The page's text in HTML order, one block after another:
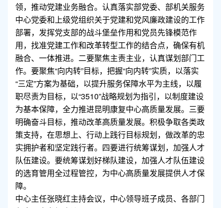
领，推动党建业务融合。认真落实部党委、部机关服务
中心党委和上级党组织关于党建和党风廉政建设的工作
部署，发挥党支部的战斗堡垒作用和党员先锋模范作
用，找准党建工作和改革转型工作的结合点，确保有机
融合、一体推进。二要聚焦主责主业，认真谋划部门工
作。要聚焦“向内转”目标，把握“向内转”实质，以落实
“三定”方案为基础，以提升服务保障水平为主线，以履
职尽责为目标，以“3510”战略规划为指引，以制度建设
为基本保障，全力推进昆明康复中心高质量发展。三要
明确奋斗目标，推动改革高质量发展。积极争取各类政
策支持，在思想上、行动上践行目标规划，做改革的忠
实拥护者和坚定践行者。四要进行统筹谋划，加强人才
队伍建设。要统筹谋划好梯队建设，加强人才队伍建设
的选育管用全过程管控，为中心高质量发展提供人才保
障。
中心主任张晓红主持会议，中心领导班子成员、各部门